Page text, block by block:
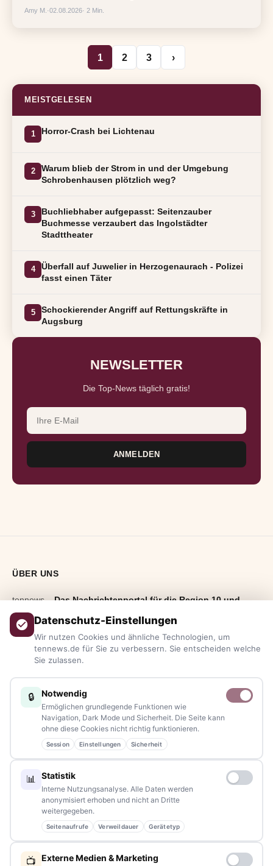
Amy M. ·02.08.2026· 2 Min.
1 2 3 ›
MEISTGELESEN
1 Horror-Crash bei Lichtenau
2
Warum blieb der Strom in und der Umgebung
Schrobenhausen plötzlich weg?
3
Buchliebhaber aufgepasst: Seitenzauber
Buchmesse verzaubert das Ingolstädter
Stadttheater
4
Überfall auf Juwelier in Herzogenaurach - Polizei
fasst einen Täter
5
Schockierender Angriff auf Rettungskräfte in
Augsburg
NEWSLETTER
Die Top-News täglich gratis!
E-Mail-Adresse
ANMELDEN
ÜBER UNS
tennews –Das Nachrichtenportal für die Region 10 und
Bayern.
Aktuelle News, Hintergründe, Service und Freizeittipps
aus allen Regionen, Städten und Landkreisen.
Blaulicht, von Kultur bis Sport, von Alltagstipps bis
Veranstaltungen– immer aktuell, immer aus Ihrer Nähe.
Sie haben ein Thema, spannende Fotos oder Videos, oder
kennen eine Geschichte, die erzählt werden sollte?
Schreiben Sie uns – gemeinsam mit unseren Leserinnen und
Lesern bleiben wir am Puls der Zeit.
Partnerschaften:info@tennews.de
Redaktion:redaktion@tennews.de
NAVIGATION
Datenschutz-Einstellungen
Wir nutzen Cookies und ähnliche Technologien, um
tennews.de für Sie zu verbessern. Sie entscheiden welche
Sie zulassen.
🔒 Notwendig
Ermöglichen grundlegende Funktionen wie
Navigation, Dark Mode und Sicherheit. Die Seite kann
ohne diese Cookies nicht richtig funktionieren.
Session Einstellungen Sicherheit
📊 Statistik
Interne Nutzungsanalyse. Alle Daten werden
anonymisiert erhoben und nicht an Dritte
weitergegeben.
Seitenaufrufe Verweildauer Gerätetyp
📺 Externe Medien & Marketing